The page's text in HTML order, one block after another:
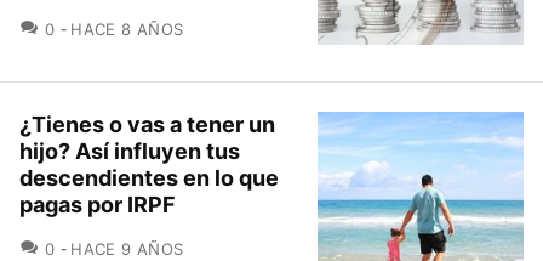
0 COMENTARIOS
HACE 8 AÑOS
¿Tienes o vas a tener un
hijo? Así influyen tus
descendientes en lo que
pagas por IRPF
0 COMENTARIOS
HACE 9 AÑOS